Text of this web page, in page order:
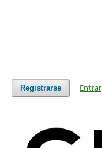
Registrarse Entrar